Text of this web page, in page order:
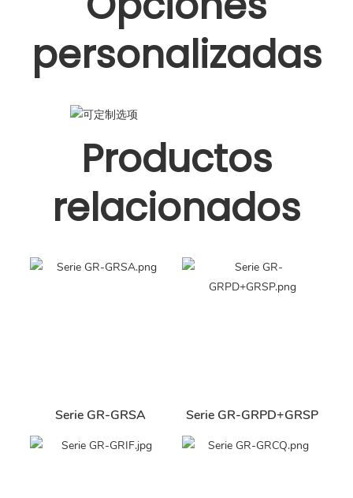
personalizadas
Productos
relacionados
Serie GR-GRSA Serie GR-GRPD+GRSP